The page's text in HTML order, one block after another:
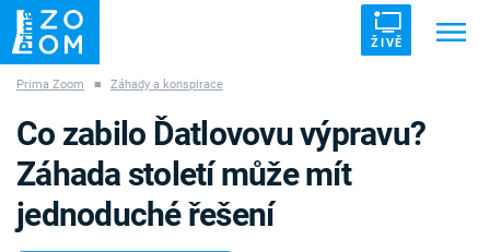
ŽIVĚ
ZÁHADY VETŘELCI DÁVNOVĚKU
Prima Zoom ■ Záhady a konspirace
Co zabilo Ďatlovovu výpravu?
Záhada století může mít
jednoduché řešení